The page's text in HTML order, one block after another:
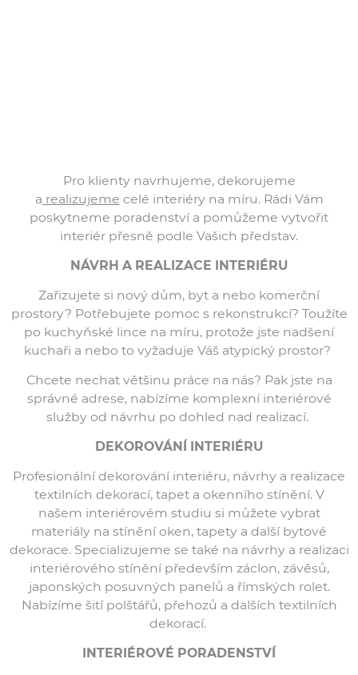
Pro klienty navrhujeme, dekorujeme
a realizujeme celé interiéry na míru. Rádi Vám
poskytneme poradenství a pomůžeme vytvořit
interiér přesně podle Vašich představ.
NÁVRH A REALIZACE INTERIÉRU
Zařizujete si nový dům, byt a nebo komerční
prostory? Potřebujete pomoc s rekonstrukcí? Toužíte
po kuchyňské lince na míru, protože jste nadšení
kuchaři a nebo to vyžaduje Váš atypický prostor?
Chcete nechat většinu práce na nás? Pak jste na
správné adrese, nabízíme komplexní interiérové
služby od návrhu po dohled nad realizací.
DEKOROVÁNÍ INTERIÉRU
Profesionální dekorování interiéru, návrhy a realizace
textilních dekorací, tapet a okenního stínění. V
našem interiérovém studiu si můžete vybrat
materiály na stínění oken, tapety a další bytové
dekorace. Specializujeme se také na návrhy a realizaci
interiérového stínění především záclon, závěsů,
japonských posuvných panelů a římských rolet.
Nabízíme šití polštářů, přehozů a dalších textilních
dekorací.
INTERIÉROVÉ PORADENSTVÍ